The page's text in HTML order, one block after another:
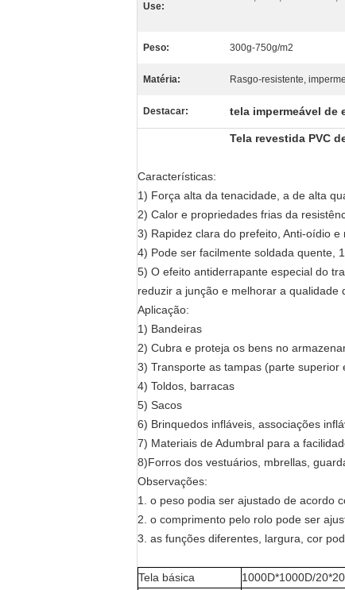
Use:
Peso: 300g-750g/m2
Matéria: Rasgo-resistente,
Destacar: tela impermeável de
Tela revestida PVC
Características:
1) Força alta da tenacidade, a de alta
2) Calor e propriedades frias da
3) Rapidez clara do prefeito, Anti-oídio e
4) Pode ser facilmente soldada quente,
5) O efeito antiderrapante especial do
reduzir a junção e melhorar a qualidade
Aplicação:
1) Bandeiras
2) Cubra e proteja os bens no
3) Transporte as tampas (parte superior
4) Toldos, barracas
5) Sacos
6) Brinquedos infláveis, associações
7) Materiais de Adumbral para a
8)Forros dos vestuários, mbrellas,
Observações:
1. o peso podia ser ajustado de acordo
2. o comprimento pelo rolo pode ser
3. as funções diferentes, largura, cor
Tela básica 1000D*1000D/20*20